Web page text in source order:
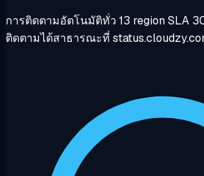
การติดตามอัตโนมัติทั่ว 13 region SLA
ติดตามได้สาธารณะที่